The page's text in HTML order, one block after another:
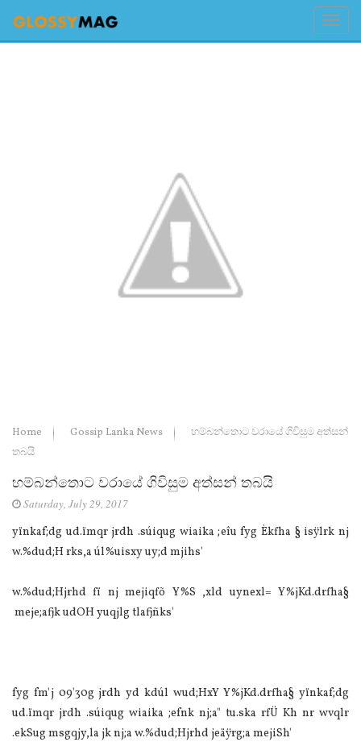
Home Gossip Lanka News
හම්බන්තොට වරායේ ගිවිසුම අත්සන්
තබයි
හම්බන්තොට වරායේ ගිවිසුම අත්සන් තබයි
Saturday, July 29, 2017
yïnkaf;dg ud.ïmqr jrdh .súiqug wiaika ;eîu fyg Èkfha § isÿlrk nj
w.%dud;H rks,a úl%uisxy uy;d mjihs'
w.%dud;Hjrhd fï nj mejiqfõ Y%S ,xld uynexl= Y%jKd.drfha§
meje;afjk udOH yuqjlg tlafjñks'
fyg fm'j 09'30g jrdh yd kdúl wud;HxY Y%jKd.drfha§ yïnkaf;dg
ud.ïmqr jrdh .súiqug wiaika ;efnk nj;a" tu.ska rfÜ Kh nr wvqlr
.ekSug msgqjy,la jk nj;a w.%dud;Hjrhd jeäÿrg;a mejiSh'